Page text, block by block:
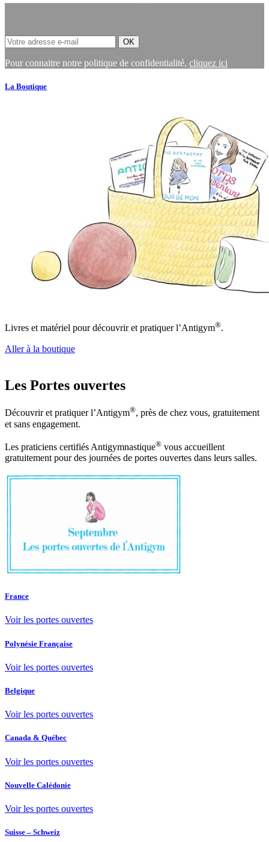
Pour connaitre notre politique de confidentialité, cliquez ici
La Boutique
Livres et matériel pour découvrir et pratiquer l’Antigym®.
Aller à la boutique
Les Portes ouvertes
Découvrir et pratiquer l’Antigym®, près de chez vous, gratuitement
et sans engagement.
Les praticiens certifiés Antigymnastique® vous accueillent
gratuitement pour des journées de portes ouvertes dans leurs salles.
France
Voir les portes ouvertes
Polynésie Française
Voir les portes ouvertes
Belgique
Voir les portes ouvertes
Canada & Québec
Voir les portes ouvertes
Nouvelle Calédonie
Voir les portes ouvertes
Suisse – Schweiz